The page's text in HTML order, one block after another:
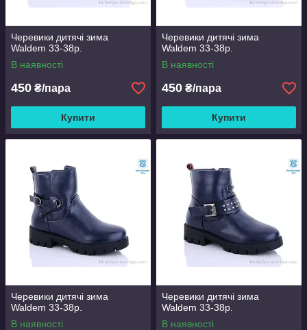
Черевики дитячі зима
Waldem 33-38р.
В наявності
450 ₴/пара
Купити
Черевики дитячі зима
Waldem 33-38р.
В наявності
450 ₴/пара
Купити
Черевики дитячі зима
Waldem 33-38р.
В наявності
Черевики дитячі зима
Waldem 33-38р.
В наявності